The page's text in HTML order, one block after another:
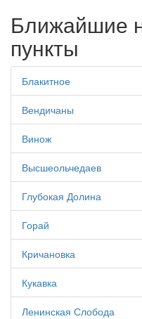
Ближайшие
пункты
Блакитное
Вендичаны
Винож
Высшеольчедаев
Глубокая Долина
Горай
Кричановка
Кукавка
Ленинская Слобода